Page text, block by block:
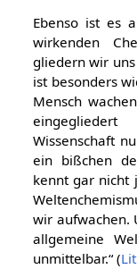
Ebenso ist es
wirkenden
gliedern wir
ist besonders
Mensch
Wissenschaft
ein bißchen
kennt gar nicht
wir aufwachen.
allgemeine
unmittelbar.“ (